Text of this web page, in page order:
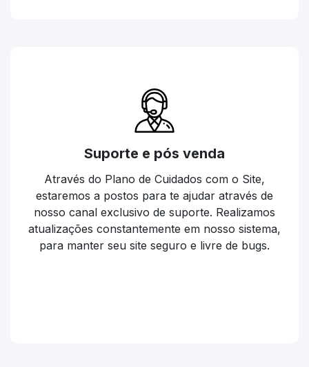
Suporte e pós venda
Através do Plano de Cuidados com o Site,
estaremos a postos para te ajudar através de
nosso canal exclusivo de suporte. Realizamos
atualizações constantemente em nosso sistema,
para manter seu site seguro e livre de bugs.